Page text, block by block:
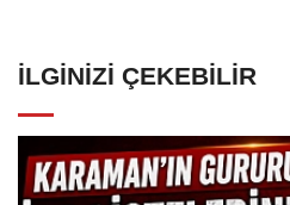
İLGINIZI ÇEKEBILIR